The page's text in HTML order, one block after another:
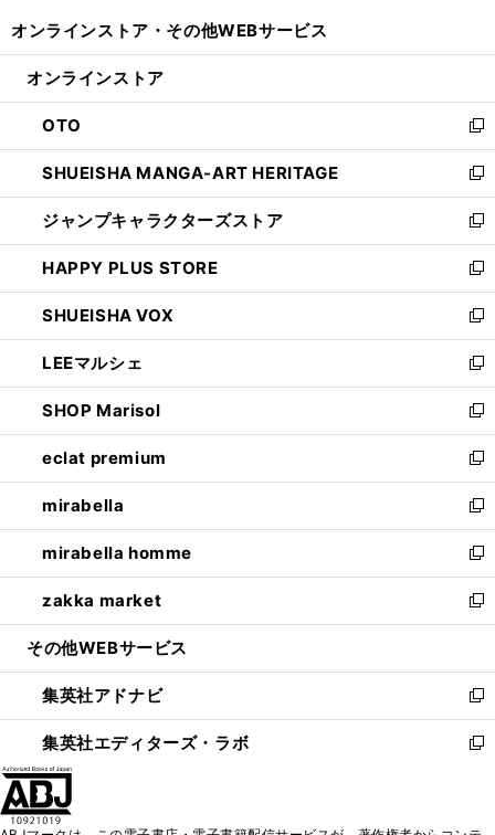
開
ン
ウ
で
開
く
ウ
ン
ド
ウ
で
開
く
オンラインストア・ その他WEBサービス
オンラインストア
OTO
新
し
い
ウ
ィ
ン
ド
ウ
で
開
く
SHUEISHA MANGA-ART HERITAGE
新
し
い
ウ
ィ
ン
ド
ウ
で
開
く
ジャンプキャラクターズストア
新
し
い
ウ
ィ
ン
ド
ウ
で
開
く
HAPPY PLUS STORE
新
し
い
ウ
ィ
ン
ド
ウ
で
開
く
SHUEISHA VOX
新
し
い
ウ
ィ
ン
ド
ウ
で
開
く
LEEマルシェ
新
し
い
ウ
ィ
ン
ド
ウ
で
開
く
SHOP Marisol
新
し
い
ウ
ィ
ン
ド
ウ
で
開
eclat premium
新
し
い
ウ
ィ
ン
ド
ウ
開
く
mirabella
新
し
い
ウ
ィ
ン
ウ
で
開
く
mirabella homme
新
し
い
ウ
ン
ド
ウ
で
zakka market
新
し
ウ
ィ
ン
ド
その他WEBサービス
集英社アドナビ
新
し
い
集英社エディターズ・ラボ
新